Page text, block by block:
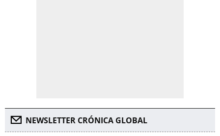
NEWSLETTER CRÓNICA GLOBAL